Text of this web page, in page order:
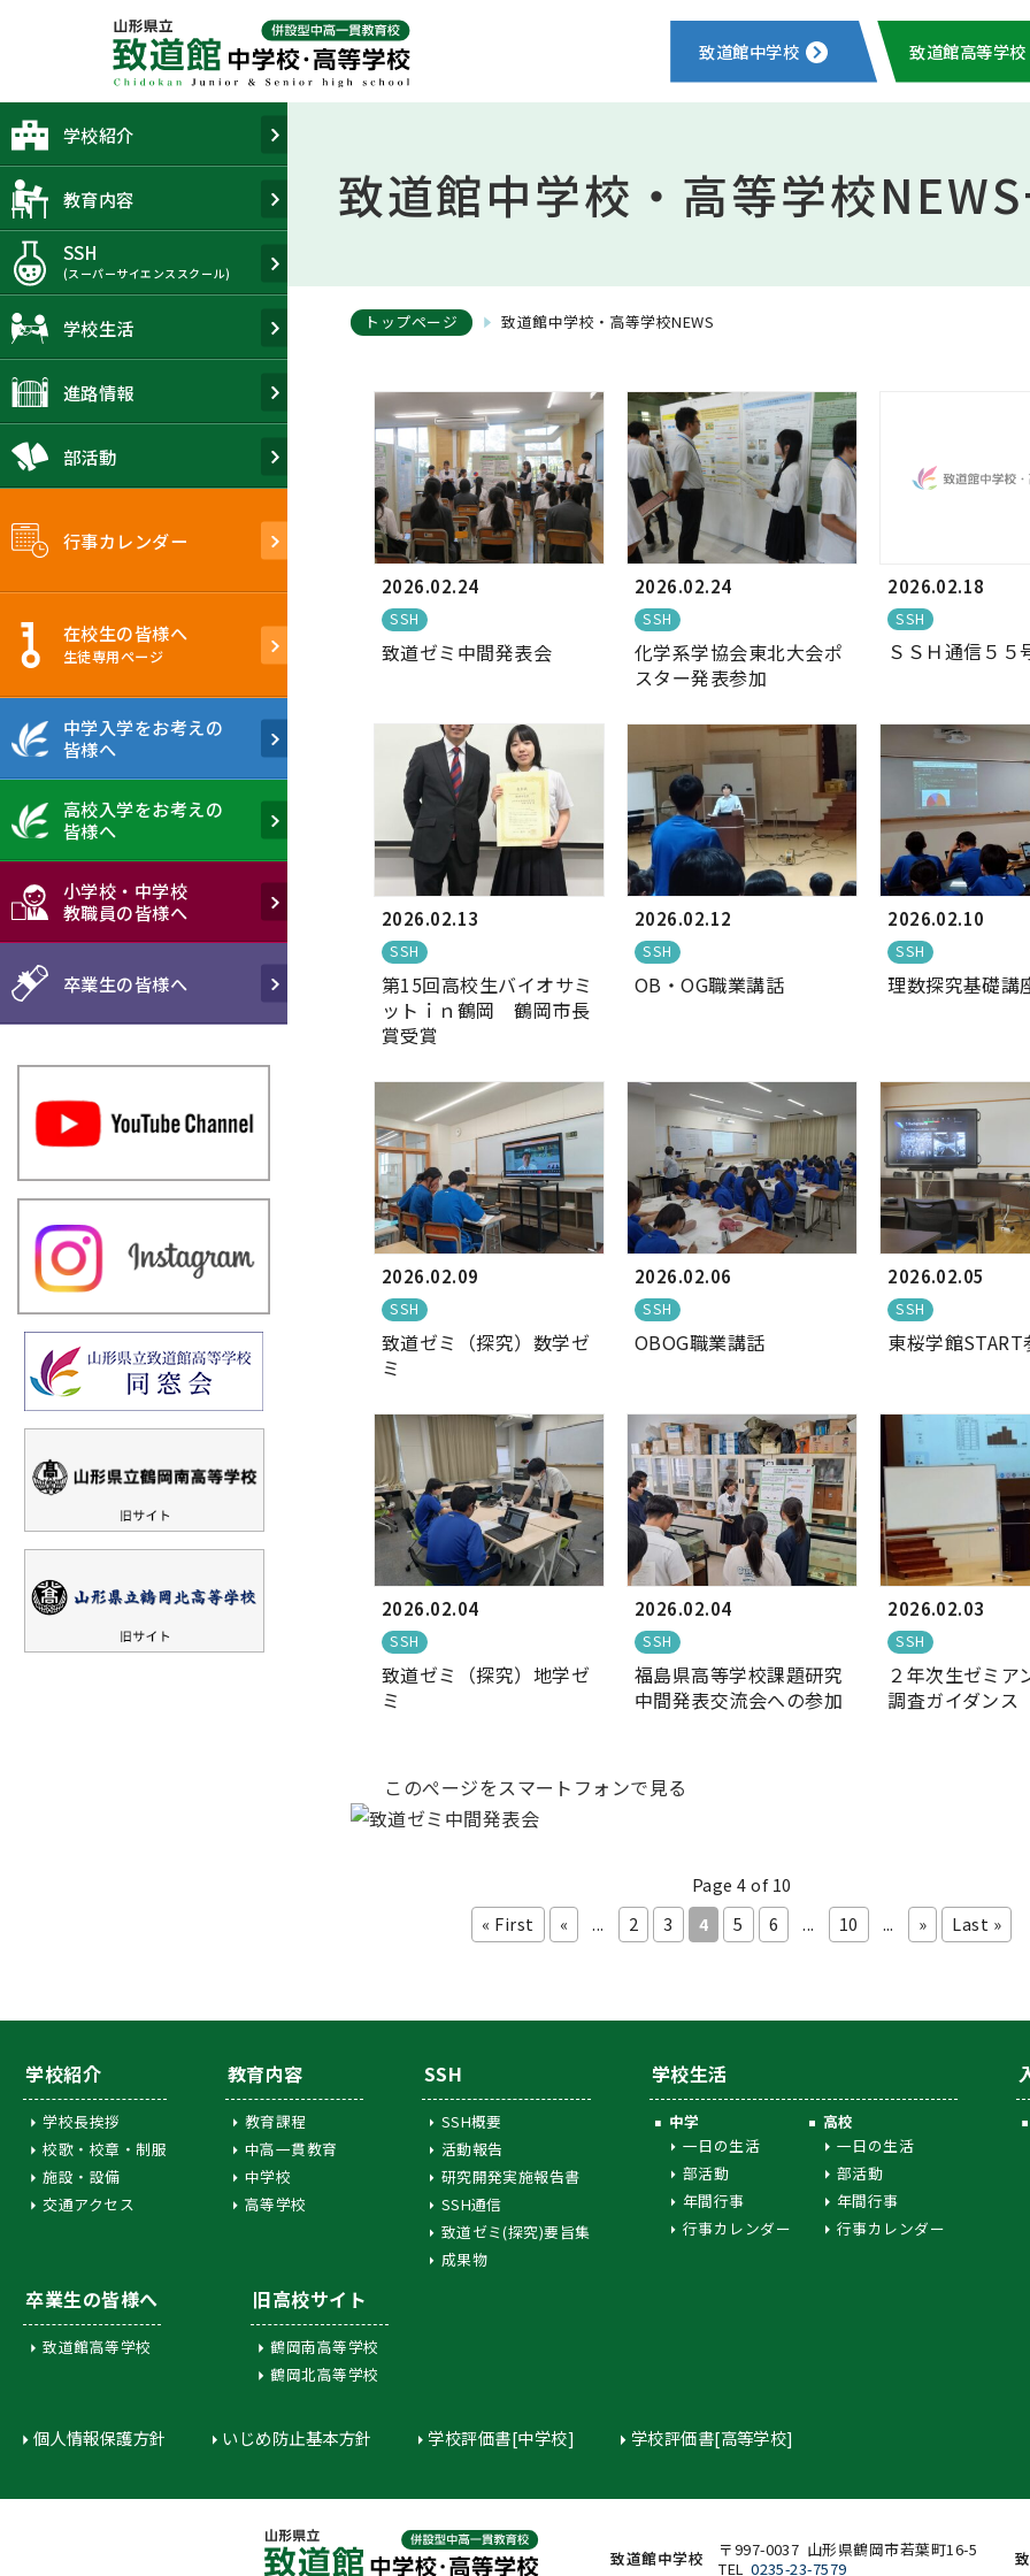
致道館中学校 致道館高等学校
致道館中学校・高等学校
トップページ 致道館中学校・高等学校NEWS
2026.02.24
SSH
致道ゼミ中間発表会
2026.02.24
SSH
化学系学協会東北大会ポ
スター発表参加
2026.02.18
SSH
ＳＳＨ通信５５
2026.02.13
SSH
第15回高校生バイオサミ
ットｉｎ鶴岡 鶴岡市長
賞受賞
2026.02.12
SSH
OB・OG職業講話
2026.02.10
SSH
理数探究基礎講
2026.02.09
SSH
致道ゼミ（探究）数学ゼ
ミ
2026.02.06
SSH
OBOG職業講話
2026.02.05
SSH
東桜学館START
2026.02.04
SSH
致道ゼミ（探究）地学ゼ
ミ
2026.02.04
SSH
福島県高等学校課題研究
中間発表交流会への参加
2026.02.03
SSH
２年次生ゼミア
調査ガイダンス
このぺージをスマートフォンで見る
Page 4 of 10
« First
« ... 2 3 4 5 6 ... 10 ... » Last »
学校紹介
教育内容
SSH
(スーパーサイエンススクール)
学校生活
進路情報
部活動
行事カレンダー
在校生の皆様へ
生徒専用ぺージ
中学入学をお考えの
皆様へ
高校入学をお考えの
皆様へ
小学校・中学校
教職員の皆様へ
卒業生の皆様へ
学校紹介
学校長挨拶
校歌・校章・制服
施設・設備
交通アクセス
教育内容
教育課程
中高一貫教育
中学校
高等学校
SSH
SSH概要
活動報告
研究開発実施報告書
SSH通信
致道ゼミ(探究)要旨集
成果物
学校生活
中学
一日の生活
部活動
年間行事
行事カレンダー
高校
一日の生活
部活動
年間行事
行事カレンダー
卒業生の皆様へ
致道館高等学校
旧高校サイト
鶴岡南高等学校
鶴岡北高等学校
個人情報保護方針 いじめ防止基本方針 学校評価書[中学校] 学校評価書[高等学校]
致道館中学校
〒997-0037 山形県鶴岡市若葉町16-5
TEL0235-23-7579